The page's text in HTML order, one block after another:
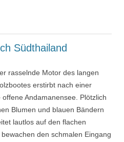
Südthailand
rasselnde Motor des langen
erstirbt nach einer
Andamanensee. Plötzlich
Blumen und blauen Bändern
lautlos auf den flachen
den schmalen Eingang